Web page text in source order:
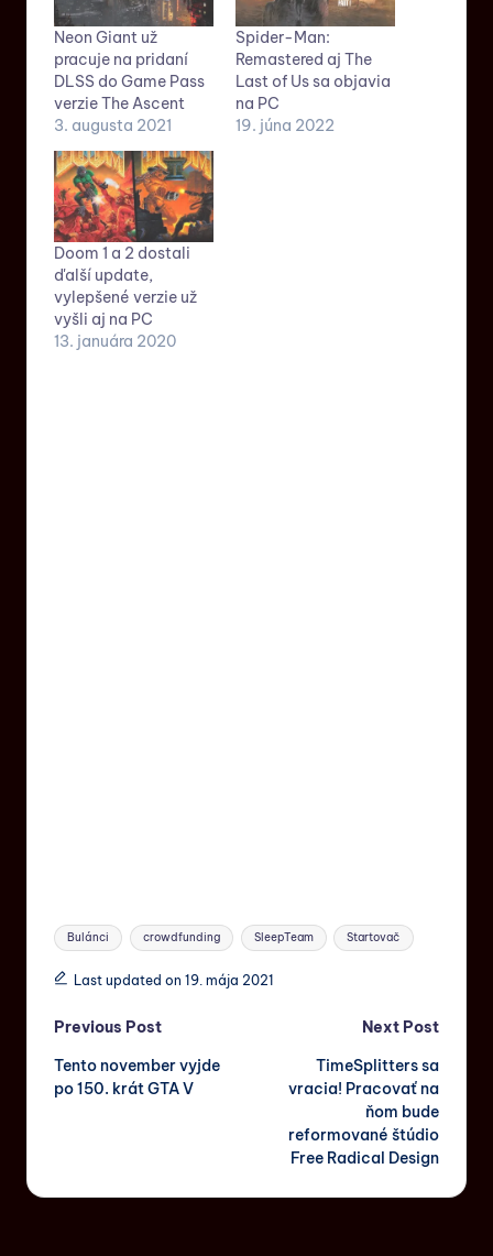
Neon Giant už
pracuje na pridaní
DLSS do Game Pass
verzie The Ascent
3. augusta 2021
Spider-Man:
Remastered aj The
Last of Us sa objavia
na PC
19. júna 2022
Doom 1 a 2 dostali
ďalší update,
vylepšené verzie už
vyšli aj na PC
13. januára 2020
Bulánci crowdfunding SleepTeam Startovač
Last updated on 19. mája 2021
Previous Post
Tento november vyjde
po 150. krát GTA V
Next Post
TimeSplitters sa
vracia! Pracovať na
ňom bude
reformované štúdio
Free Radical Design